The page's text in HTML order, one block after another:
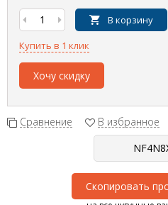
В корзину
Купить в 1 клик
Хочу скидку
Сравнение В избранное
Скопировать